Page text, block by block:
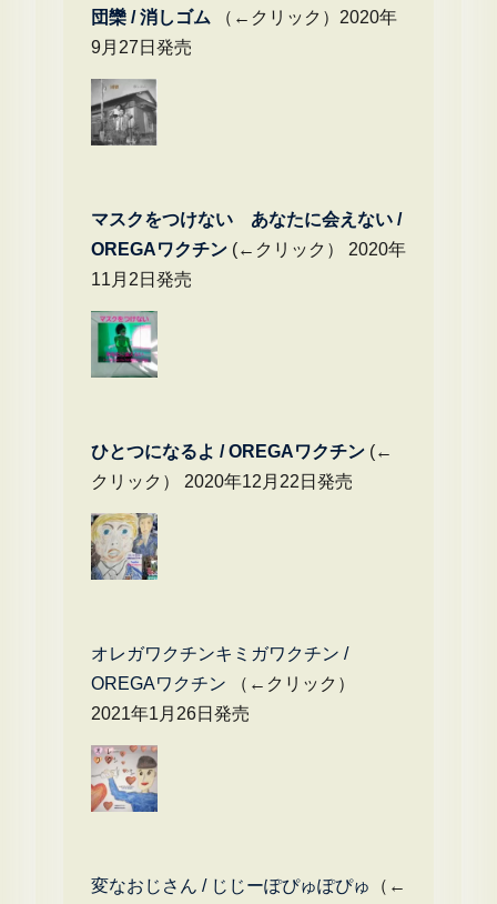
団欒 / 消しゴム （←クリック）2020年
9月27日発売
マスクをつけない あなたに会えない /
OREGAワクチン(←クリック） 2020年
11月2日発売
ひとつになるよ / OREGAワクチン(←
クリック） 2020年12月22日発売
オレガワクチンキミガワクチン /
OREGAワクチン （←クリック）
2021年1月26日発売
変なおじさん / じじーぽぴゅぽぴゅ （←